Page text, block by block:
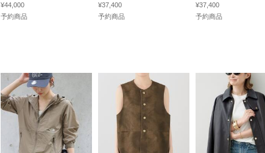
¥44,000
予約商品
¥37,400
予約商品
¥37,400
予約商品